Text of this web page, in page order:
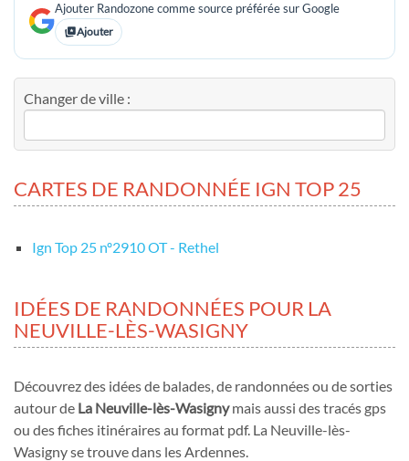
Ajouter Randozone comme source préférée sur Google
Ajouter
Changer de ville :
CARTES DE RANDONNÉE IGN TOP 25
Ign Top 25 nº2910 OT - Rethel
IDÉES DE RANDONNÉES POUR LA
NEUVILLE-LÈS-WASIGNY
Découvrez des idées de balades, de randonnées ou de sorties
autour de La Neuville-lès-Wasignymais aussi des tracés gps
ou des fiches itinéraires au format pdf. La Neuville-lès-
Wasigny se trouve dans les Ardennes.